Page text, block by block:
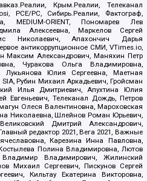
Крым.Реалии, Телеканал
PCE/PC, Сибирь.Реалии, Фактограф,
MEDIUM-ORIENT, Пономарев Лев
Алексеевна, Маркелов Сергей
Николаевич, Апахончич Дарья
антикоррупционное СМИ, VTimes.io,
Максим Александрович, Маняхин Петр
Чуракова Ольга Владимировна,
Юлия Сергеевна, Маетная
Рубин Михаил Аркадьевич, Гройсман
Илья Дмитриевич, Апухтина Юлия
Евгеньевич, Телеканал Дождь, Петров
Олеся Валентиновна, Мароховская
Николаевна, Шлейнов Роман Юрьевич,
Дмитрий Александрович,
редактор 2021, Вега 2021, Важные
Карезина Инна Павловна,
Полина Владимировна, Лютов
Владимирович, Жилинский
Михаил Сергеевич, Пискунов Сергей
Кильтау Екатерина Викторовна,